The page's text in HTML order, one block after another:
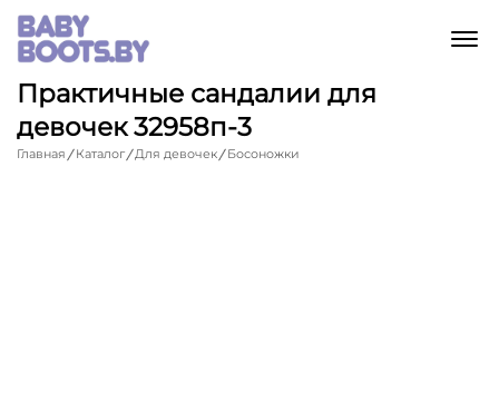
Практичные сандалии для
девочек 32958п-3
Главная Каталог Для девочек Босоножки